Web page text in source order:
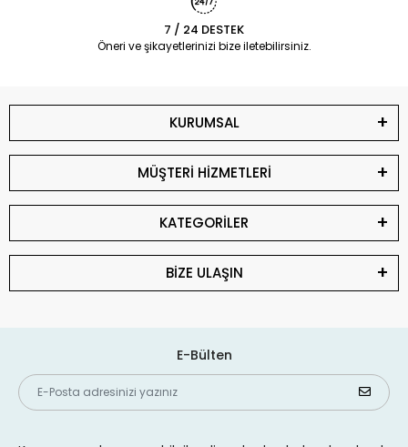
7 / 24 DESTEK
Öneri ve şikayetlerinizi bize iletebilirsiniz.
KURUMSAL
MÜŞTERİ HİZMETLERİ
KATEGORİLER
BİZE ULAŞIN
E-Bülten